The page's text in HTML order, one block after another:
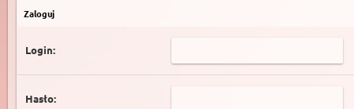
Zaloguj
Login:
Hasło: